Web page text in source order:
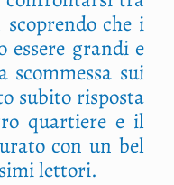
che i
essere grandi e
sui
subito risposta
quartiere e il
con un bel
lettori.